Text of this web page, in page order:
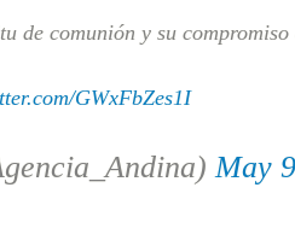
de comunión y su compromiso
GWxFbZes1I
May